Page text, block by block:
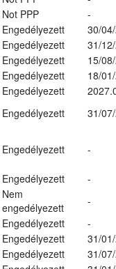
Not PPP
-
Engedélyezett
30/
Engedélyezett
31/
Engedélyezett
15/
Engedélyezett
18/
Engedélyezett
Engedélyezett
31/
Engedélyezett -
Engedélyezett
-
Nem
engedélyezett
-
Engedélyezett
-
Engedélyezett
31/
Engedélyezett
31/